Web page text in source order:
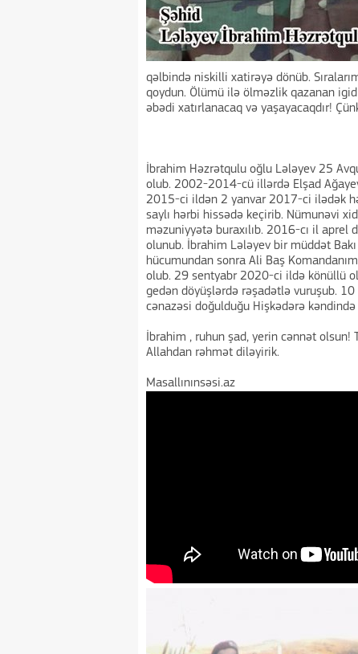
qəlbində niskilli xatirəyə dönüb.
qoydun. Ölümü ilə ölməzlik qazanan
əbədi xatırlanacaq və yaşayacaqdır!
İbrahim Həzrətqulu oğlu Lələyev 25
olub. 2002-2014-cü illərdə Elşad
2015-ci ildən 2 yanvar 2017-ci ilədək
saylı hərbi hissədə keçirib. Nümunəvi
məzuniyyətə buraxılıb. 2016-cı il
olunub. İbrahim Lələyev bir müddət
hücumundan sonra Ali Baş
olub. 29 sentyabr 2020-ci ildə könüllü
gedən döyüşlərdə rəşadətlə vuruşub.
cənazəsi doğulduğu Hişkədərə
İbrahim , ruhun şad, yerin cənnət olsun!
Allahdan rəhmət diləyirik.
Masallınınsəsi.az